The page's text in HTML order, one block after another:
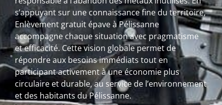
s’appuyant sur une connaissance fine du territoire,
Enlèvement gratuit épave à Pélissanne
accompagne chaque situation avec pragmatisme
et efficacité. Cette vision globale permet de
répondre aux besoins immédiats tout en
participant activement à une économie plus
circulaire et durable, au service de l’environnement
et des habitants du Pélissanne.